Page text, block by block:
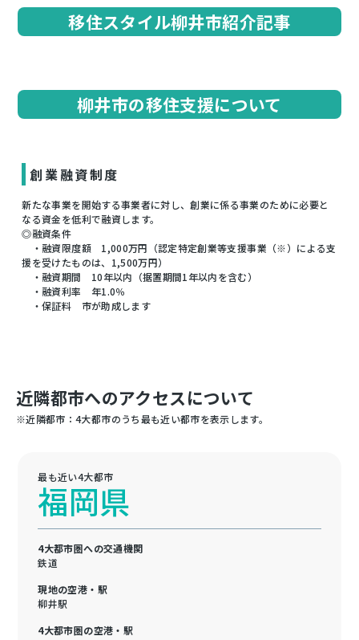
移住スタイル柳井市紹介記事
柳井市の移住支援について
創業融資制度
新たな事業を開始する事業者に対し、創業に係る事業のために必要と
なる資金を低利で融資します。
◎融資条件
・融資限度額 1,000万円（認定特定創業等支援事業（※）による支
援を受けたものは、1,500万円）
・融資期間 10年以内（据置期間1年以内を含む）
・融資利率 年1.0％
・保証料 市が助成します
近隣都市へのアクセスについて
※近隣都市：4大都市のうち最も近い都市を表示します。
最も近い4大都市
福岡県
4大都市圏への交通機関
鉄道
現地の空港・駅
柳井駅
4大都市圏の空港・駅